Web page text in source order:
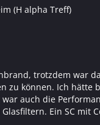
(H alpha Treff)
trotzdem war
zu können. Ich hätte
auch die
Ein SC mit